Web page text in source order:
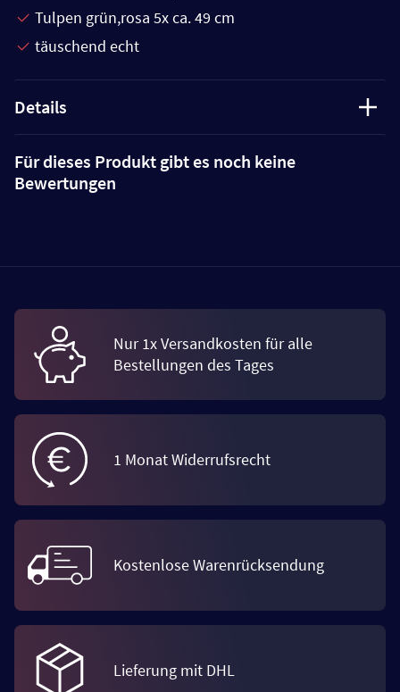
Tulpen grün,rosa 5x ca. 49 cm
täuschend echt
Details
Für dieses Produkt gibt es noch keine
Bewertungen
Nur 1x Versandkosten für alle
Bestellungen des Tages
1 Monat Widerrufsrecht
Kostenlose Warenrücksendung
Lieferung mit DHL